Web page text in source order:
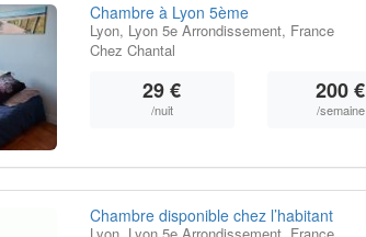
Chambre à Lyon 5ème
Lyon, Lyon 5e Arrondissement, France
Chez Chantal
29 €
/nuit
200 €
/semaine
Chambre disponible chez l’habitant